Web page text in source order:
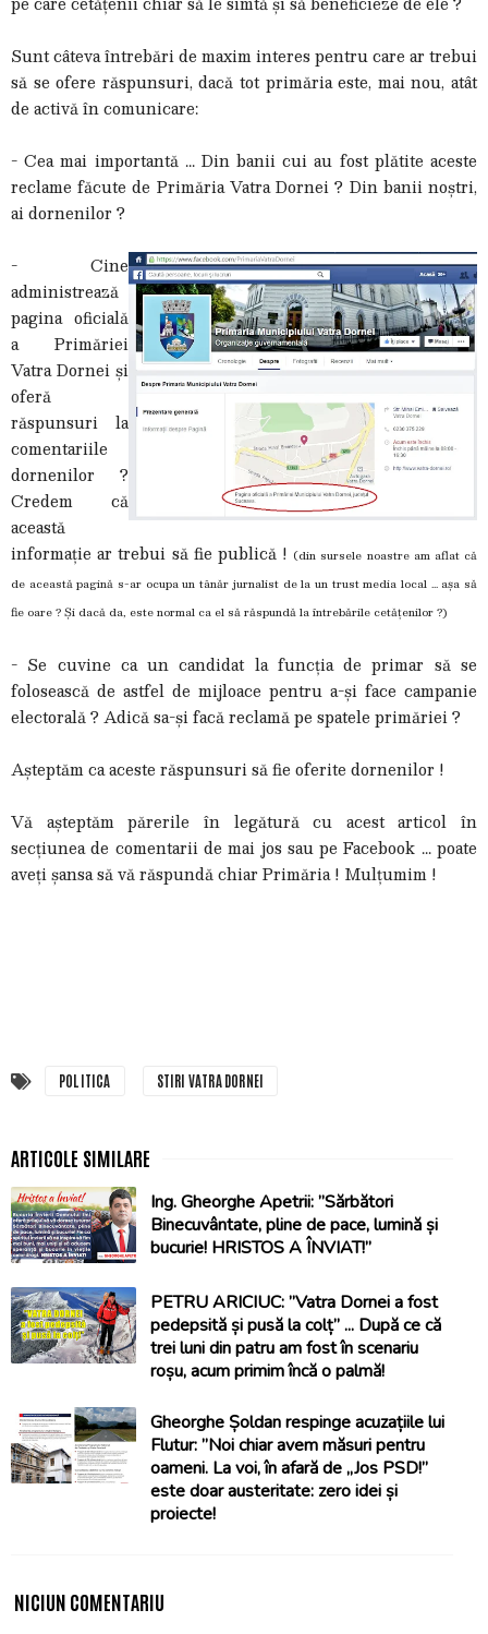
Sunt câteva întrebări de maxim interes pentru care ar trebui
să se ofere răspunsuri, dacă tot primăria este, mai nou, atât
de activă în comunicare:
- Cea mai importantă ... Din banii cui au fost plătite aceste
reclame făcute de Primăria Vatra Dornei ? Din banii noștri,
ai dornenilor ?
- Cine
administrează
pagina oficială
a Primăriei
Vatra Dornei și
oferă
răspunsuri la
comentariile
dornenilor ?
Credem că
această
informație ar trebui să fie publică ! (din sursele noastre am aflat că
de această pagină s-ar ocupa un tânăr jurnalist de la un trust media local ... așa să
fie oare ? Și dacă da, este normal ca el să răspundă la întrebările cetățenilor ?)
- Se cuvine ca un candidat la funcția de primar să se
folosească de astfel de mijloace pentru a-și face campanie
electorală ? Adică sa-și facă reclamă pe spatele primăriei ?
Așteptăm ca aceste răspunsuri să fie oferite dornenilor !
Vă așteptăm părerile în legătură cu acest articol în
secțiunea de comentarii de mai jos sau pe Facebook ... poate
aveți șansa să vă răspundă chiar Primăria ! Mulțumim !
POLITICA STIRI VATRA DORNEI
Ing. Gheorghe Apetrii: ”Sărbători
Binecuvântate, pline de pace, lumină și
bucurie! HRISTOS A ÎNVIAT!”
PETRU ARICIUC: ”Vatra Dornei a fost
pedepsită și pusă la colț” ... După ce că
trei luni din patru am fost în scenariu
roșu, acum primim încă o palmă!
Gheorghe Șoldan respinge acuzațiile lui
Flutur: ”Noi chiar avem măsuri pentru
oameni. La voi, în afară de „Jos PSD!”
este doar austeritate: zero idei și
proiecte!
NICIUN COMENTARIU